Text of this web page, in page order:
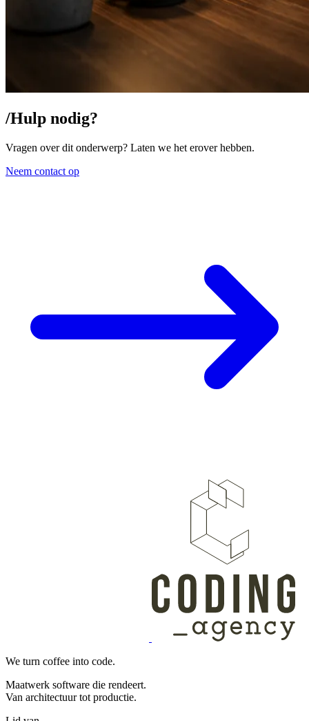
/Hulp nodig?
Vragen over dit onderwerp? Laten we het erover hebben.
Neem contact op
We turn coffee into code.
Maatwerk software die rendeert.
Van architectuur tot productie.